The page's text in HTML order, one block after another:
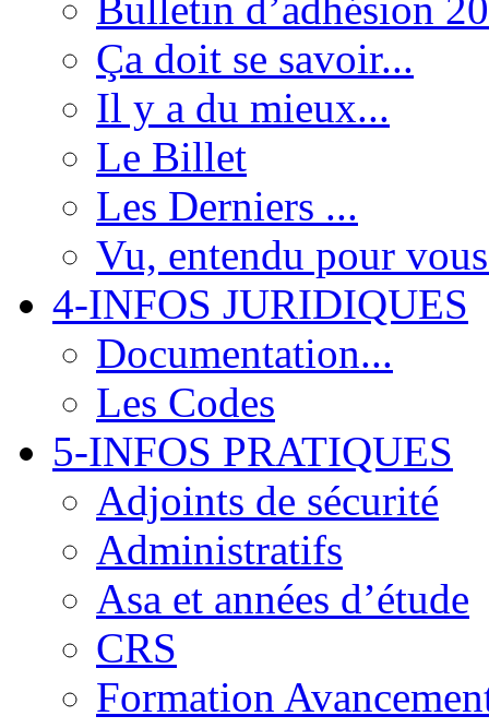
Ça doit se savoir...
Il y a du mieux...
Le Billet
Les Derniers ...
Vu, entendu pour
4-INFOS JURIDIQUES
Documentation...
Les Codes
5-INFOS PRATIQUES
Adjoints de sécurité
Administratifs
Asa et années d’étude
CRS
Formation